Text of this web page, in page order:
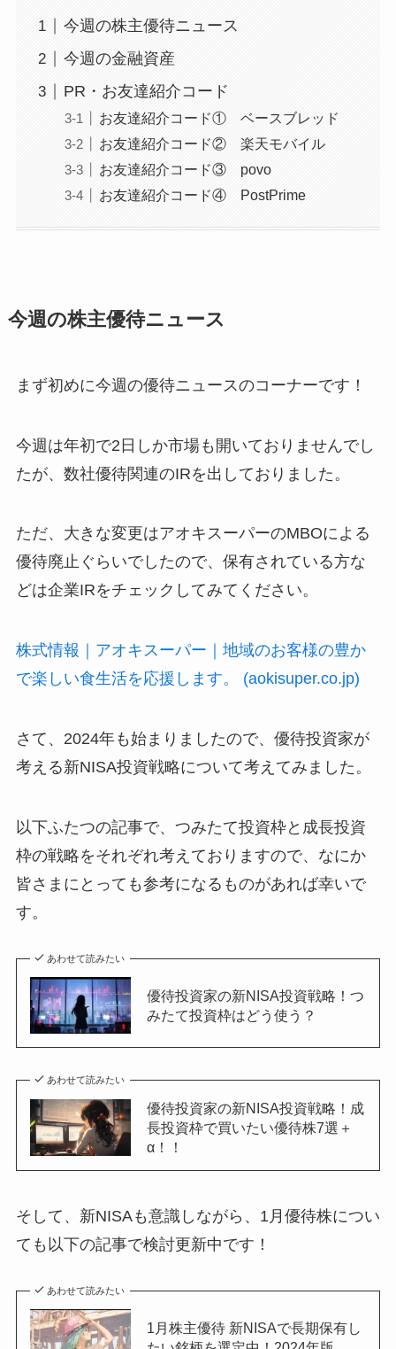
今週の株主優待ニュース
今週の金融資産
PR・お友達紹介コード
お友達紹介コード① ベースブレッド
お友達紹介コード② 楽天モバイル
お友達紹介コード③ povo
お友達紹介コード④ PostPrime
今週の株主優待ニュース
まず初めに今週の優待ニュースのコーナーです！
今週は年初で2日しか市場も開いておりませんでし
たが、数社優待関連のIRを出しておりました。
ただ、大きな変更はアオキスーパーのMBOによる
優待廃止ぐらいでしたので、保有されている方な
どは企業IRをチェックしてみてください。
株式情報｜アオキスーパー｜地域のお客様の豊か
で楽しい食生活を応援します。 (aokisuper.co.jp)
さて、2024年も始まりましたので、優待投資家が
考える新NISA投資戦略について考えてみました。
以下ふたつの記事で、つみたて投資枠と成長投資
枠の戦略をそれぞれ考えておりますので、なにか
皆さまにとっても参考になるものがあれば幸いで
す。
あわせて読みたい
優待投資家の新NISA投資戦略！つ
みたて投資枠はどう使う？
あわせて読みたい
優待投資家の新NISA投資戦略！成
長投資枠で買いたい優待株7選＋
α！！
そして、新NISAも意識しながら、1月優待株につい
ても以下の記事で検討更新中です！
あわせて読みたい
1月株主優待 新NISAで長期保有し